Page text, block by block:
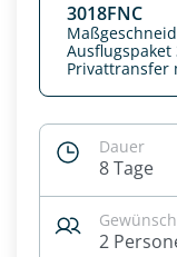
3018FNC
Privattransfer
Dauer
8 Tage
2